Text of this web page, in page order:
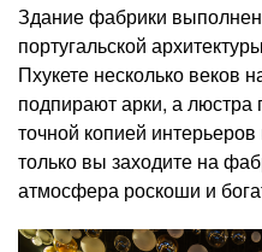
Здание фабрики
португальской
Пхукете несколько веков
подпирают арки, а люстра
точной копией
только вы заходите на
атмосфера роскоши и